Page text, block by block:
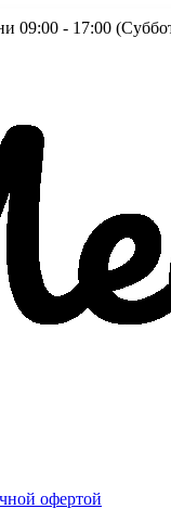
09:00 - 17:00
офертой